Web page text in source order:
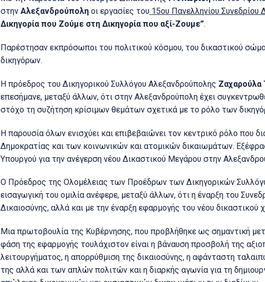
στην Αλεξανδρούπολη οι εργασίες του 15ου Πανελληνίου Συνεδρίου
Δικηγορία που Ζούμε στη Δικηγορία που αξί-Ζουμε”.
Παρέστησαν εκπρόσωποι του πολιτικού κόσμου, του δικαστικού
δικηγόρων.
Η πρόεδρος του Δικηγορικού Συλλόγου Αλεξανδρούπολης Ζαχαρούλα
επεσήμανε, μεταξύ άλλων, ότι στην Αλεξανδρούπολη έχει
στόχο τη συζήτηση κρίσιμων θεμάτων σχετικά με το ρόλο των
Η παρουσία όλων ενισχύει και επιβεβαιώνει τον κεντρικό ρόλο που
Δημοκρατίας και των κοινωνικών και ατομικών δικαιωμάτων.
Υπουργού για την ανέγερση νέου Δικαστικού Μεγάρου στην
Ο Πρόεδρος της Ολομέλειας των Προέδρων των Δικηγορικών
εισαγωγική του ομιλία ανέφερε, μεταξύ άλλων, ότι η έναρξη του
Δικαιοσύνης, αλλά και με την έναρξη εφαρμογής του νέου δικαστικού
Μια πρωτοβουλία της Κυβέρνησης, που προβλήθηκε ως σημαντική
φάση της εφαρμογής τουλάχιστον είναι η βάναυση προσβολή της
λειτουργήματος, η απορρύθμιση της δικαιοσύνης, η αφάνταστη
της αλλά και των απλών πολιτών και η διαρκής αγωνία για τη